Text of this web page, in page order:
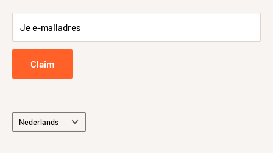
8.3941 2.jpg
Retour- en Terugbetalingsbeleid
Retourneren
Privacybeleid
Je e-mailadres
Claim
Taal
Nederlands